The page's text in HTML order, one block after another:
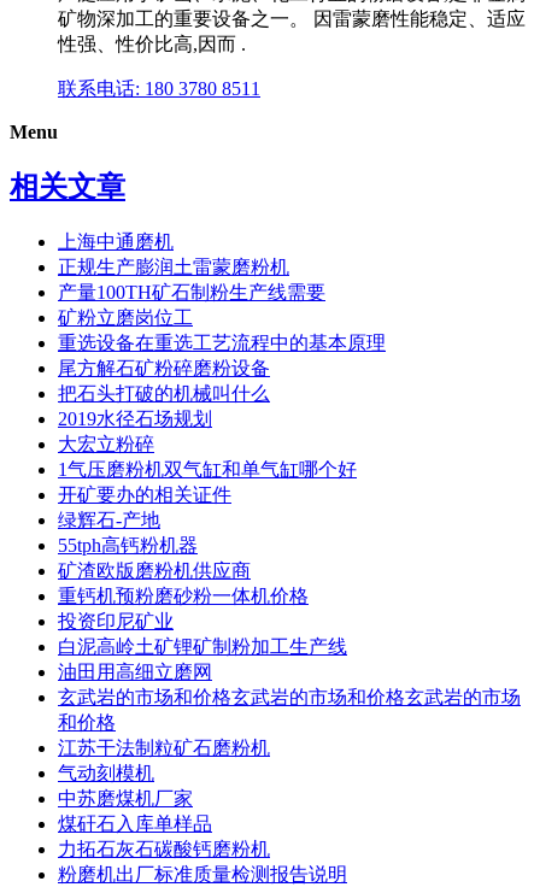
矿物深加工的重要设备之一。 因雷蒙磨性能稳定、适应
性强、性价比高,因而 .
联系电话: 180 3780 8511
Menu
相关文章
上海中通磨机
正规生产膨润土雷蒙磨粉机
产量100TH矿石制粉生产线需要
矿粉立磨岗位工
重选设备在重选工艺流程中的基本原理
尾方解石矿粉碎磨粉设备
把石头打破的机械叫什么
2019水径石场规划
大宏立粉碎
1气压磨粉机双气缸和单气缸哪个好
开矿要办的相关证件
绿辉石-产地
55tph高钙粉机器
矿渣欧版磨粉机供应商
重钙机预粉磨砂粉一体机价格
投资印尼矿业
白泥高岭土矿锂矿制粉加工生产线
油田用高细立磨网
玄武岩的市场和价格玄武岩的市场和价格玄武岩的市场
和价格
江苏干法制粒矿石磨粉机
气动刻模机
中苏磨煤机厂家
煤矸石入库单样品
力拓石灰石碳酸钙磨粉机
粉磨机出厂标准质量检测报告说明